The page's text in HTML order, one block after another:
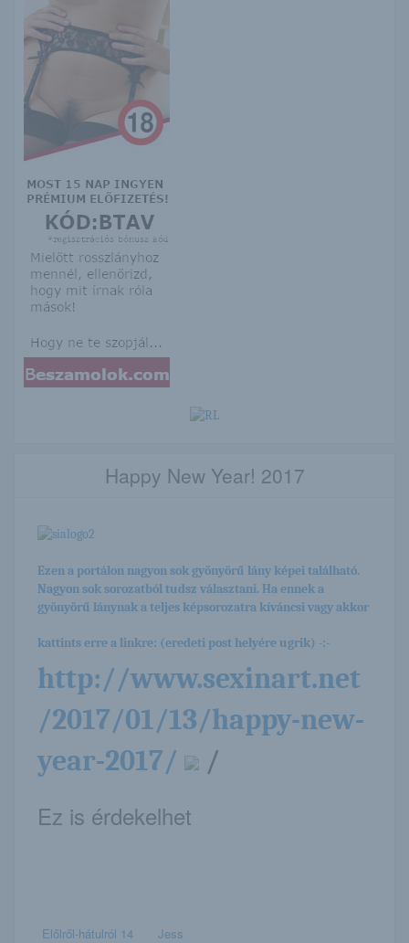
Happy New Year! 2017
Ezen a portálon nagyon sok gyönyörű lány képei található.
Nagyon sok sorozatból tudsz választani. Ha ennek a
gyönyörű lánynak a teljes képsorozatra kíváncsi vagy akkor
kattints erre a linkre: (eredeti post helyére ugrik) -:-
http://www.sexinart.net
/2017/01/13/happy-new-
year-2017/
/
Ez is érdekelhet
Előlről-hátulról 14 Jess